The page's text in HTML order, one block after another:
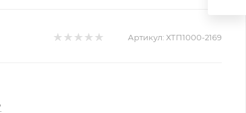
Артикул: ХТП1000-2169